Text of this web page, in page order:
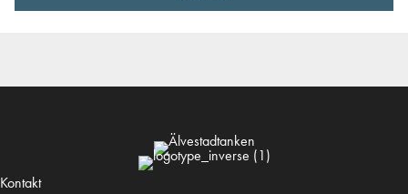
Kontakt